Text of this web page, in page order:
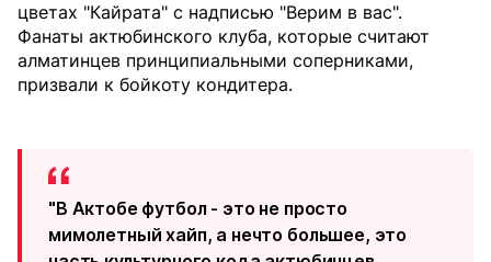
цветах "Кайрата" с надписью "Верим в вас".
Фанаты актюбинского клуба, которые считают
алматинцев принципиальными соперниками,
призвали к бойкоту кондитера.
"В Актобе футбол - это не просто
мимолетный хайп, а нечто большее, это